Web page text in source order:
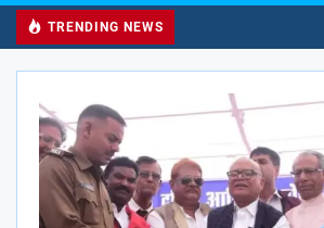
TRENDING NEWS